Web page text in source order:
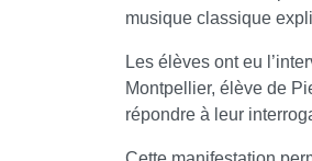
musique classique
Les élèves ont eu
Montpellier, élève de
répondre à leur